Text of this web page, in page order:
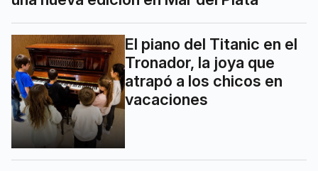
El piano del Titanic en el
Tronador, la joya que
atrapó a los chicos en
vacaciones